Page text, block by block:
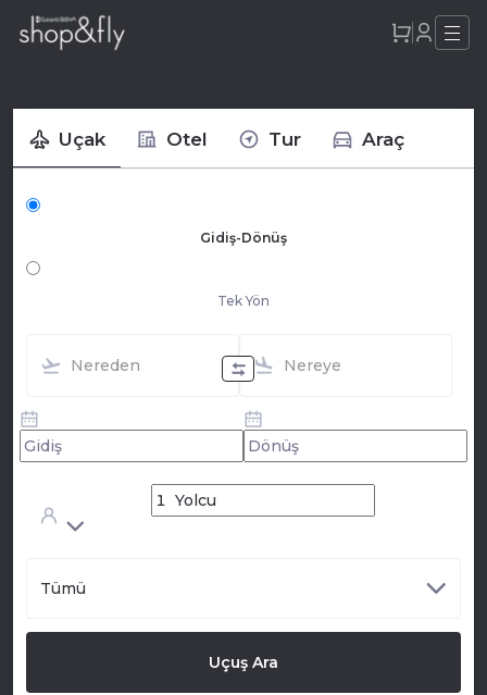
Uçak Otel Tur Araç
Gidiş-Dönüş
Tek Yön
Nereden Nereye
Tümü
Uçuş Ara